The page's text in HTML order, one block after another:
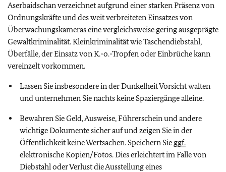
Aserbaidschan verzeichnet aufgrund einer starken Präsenz von
Ordnungskräfte und des weit verbreiteten Einsatzes von
Überwachungskameras eine vergleichsweise gering ausgeprägte
Gewaltkriminalität. Kleinkriminalität wie Taschendiebstahl,
Überfälle, der Einsatz von K.-o.-Tropfen oder Einbrüche kann
vereinzelt vorkommen.
Lassen Sie insbesondere in der Dunkelheit Vorsicht walten
und unternehmen Sie nachts keine Spaziergänge alleine.
Bewahren Sie Geld, Ausweise, Führerschein und andere
wichtige Dokumente sicher auf und zeigen Sie in der
Öffentlichkeit keine Wertsachen. Speichern Sie ggf.
elektronische Kopien/Fotos. Dies erleichtert im Falle von
Diebstahl oder Verlust die Ausstellung eines